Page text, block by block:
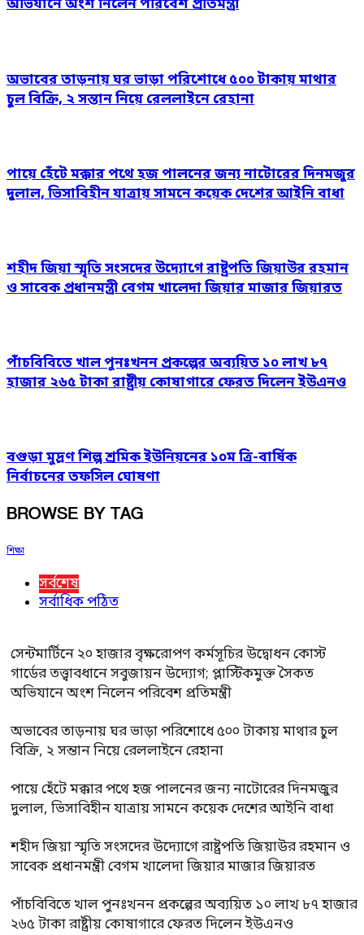
অভিযানে অংশ নিলেন পরিবেশ প্রতিমন্ত্রী
অভাবের তাড়নায় ঘর ভাড়া পরিশোধে ৫০০ টাকায় মাথার
চুল বিক্রি, ২ সন্তান নিয়ে রেললাইনে রেহানা
পায়ে হেঁটে মক্কার পথে হজ পালনের জন্য নাটোরের দিনমজুর
দুলাল, ভিসাবিহীন যাত্রায় সামনে কয়েক দেশের আইনি বাধা
শহীদ জিয়া স্মৃতি সংসদের উদ্যোগে রাষ্ট্রপতি জিয়াউর রহমান
ও সাবেক প্রধানমন্ত্রী বেগম খালেদা জিয়ার মাজার জিয়ারত
পাঁচবিবিতে খাল পুনঃখনন প্রকল্পের অব্যয়িত ১০ লাখ ৮৭
হাজার ২৬৫ টাকা রাষ্ট্রীয় কোষাগারে ফেরত দিলেন ইউএনও
বগুড়া মুদ্রণ শিল্প শ্রমিক ইউনিয়নের ১০ম ত্রি-বার্ষিক
নির্বাচনের তফসিল ঘোষণা
BROWSE BY TAG
শিক্ষা
সর্বশেষ
সর্বাধিক পঠিত
সেন্টমার্টিনে ২০ হাজার বৃক্ষরোপণ কর্মসূচির উদ্বোধন কোস্ট
গার্ডের তত্ত্বাবধানে সবুজায়ন উদ্যোগ; প্লাস্টিকমুক্ত সৈকত
অভিযানে অংশ নিলেন পরিবেশ প্রতিমন্ত্রী
অভাবের তাড়নায় ঘর ভাড়া পরিশোধে ৫০০ টাকায় মাথার চুল
বিক্রি, ২ সন্তান নিয়ে রেললাইনে রেহানা
পায়ে হেঁটে মক্কার পথে হজ পালনের জন্য নাটোরের দিনমজুর
দুলাল, ভিসাবিহীন যাত্রায় সামনে কয়েক দেশের আইনি বাধা
শহীদ জিয়া স্মৃতি সংসদের উদ্যোগে রাষ্ট্রপতি জিয়াউর রহমান ও
সাবেক প্রধানমন্ত্রী বেগম খালেদা জিয়ার মাজার জিয়ারত
পাঁচবিবিতে খাল পুনঃখনন প্রকল্পের অব্যয়িত ১০ লাখ ৮৭ হাজার
২৬৫ টাকা রাষ্ট্রীয় কোষাগারে ফেরত দিলেন ইউএনও